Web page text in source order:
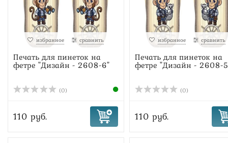
избранное сравнить
Печать для пинеток на
фетре "Дизайн - 2608-6"
(0)
110 руб.
избранное сравнить
Печать для пинеток на
фетре "Дизайн - 2608-
(0)
110 руб.